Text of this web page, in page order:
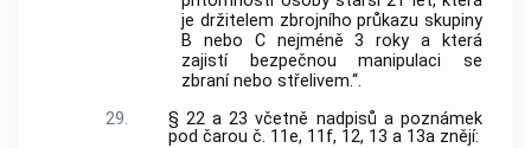
je držitelem zbrojního průkazu skupiny
B nebo C nejméně 3 roky a která
zajistí bezpečnou manipulaci se
zbraní nebo střelivem.“.
29.
§ 22 a 23 včetně nadpisů a poznámek
pod čarou č. 11e, 11f, 12, 13 a 13a znějí: